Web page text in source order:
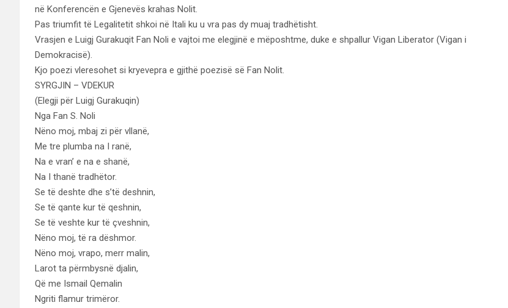
në Konferencën e Gjenevës krahas Nolit.
Pas triumfit të Legalitetit shkoi në Itali ku u vra pas dy muaj tradhëtisht.
Vrasjen e Luigj Gurakuqit Fan Noli e vajtoi me elegjinë e mëposhtme, duke e shpallur Vigan Liberator (Vigan i
Demokracisë).
Kjo poezi vleresohet si kryevepra e gjithë poezisë së Fan Nolit.
SYRGJIN – VDEKUR
(Elegji për Luigj Gurakuqin)
Nga Fan S. Noli
Nëno moj, mbaj zi për vllanë,
Me tre plumba na I ranë,
Na e vran’ e na e shanë,
Na I thanë tradhëtor.
Se të deshte dhe s’të deshnin,
Se të qante kur të qeshnin,
Se të veshte kur të çveshnin,
Nëno moj, të ra dëshmor.
Nëno moj, vrapo, merr malin,
Larot ta përmbysnë djalin,
Që me Ismail Qemalin
Ngriti flamur trimëror.